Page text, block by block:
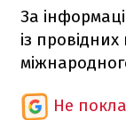
За
із провідних
Не